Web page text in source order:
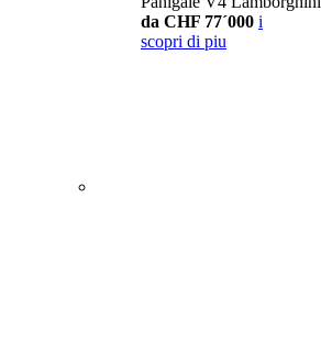
da CHF 77´000 i
scopri di piu